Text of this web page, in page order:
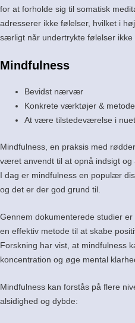
for at forholde sig til somatisk
adresserer ikke følelser, hvilket i
særligt når undertrykte følelser ikke
Mindfulness
Bevidst nærvær
Konkrete værktøjer &
At være tilstedeværelse i nuet
Mindfulness, en praksis med
været anvendt til at opnå indsigt og
I dag er mindfulness en populær
og det er der god grund til.
Gennem dokumenterede studier
en effektiv metode til at skabe
Forskning har vist, at mindfulness
koncentration og øge mental
Mindfulness kan forstås på flere
alsidighed og dybde: